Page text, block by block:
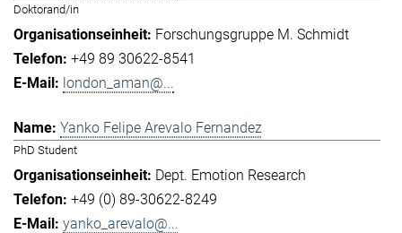
Doktorand/in
Forschungsgruppe M. Schmidt
+49 89 30622-8541
london_aman@...
Yanko Felipe Arevalo Fernandez
PhD Student
Dept. Emotion Research
+49 (0) 89-30622-8249
yanko_arevalo@...